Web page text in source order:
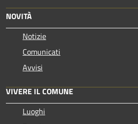
NOVITÀ
Notizie
Comunicati
Avvisi
VIVERE IL COMUNE
Luoghi